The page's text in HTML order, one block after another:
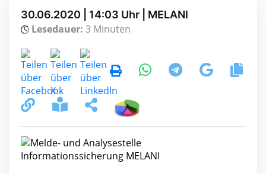
30.06.2020 | 14:03 Uhr | MELANI
Lesedauer: 3 Minuten